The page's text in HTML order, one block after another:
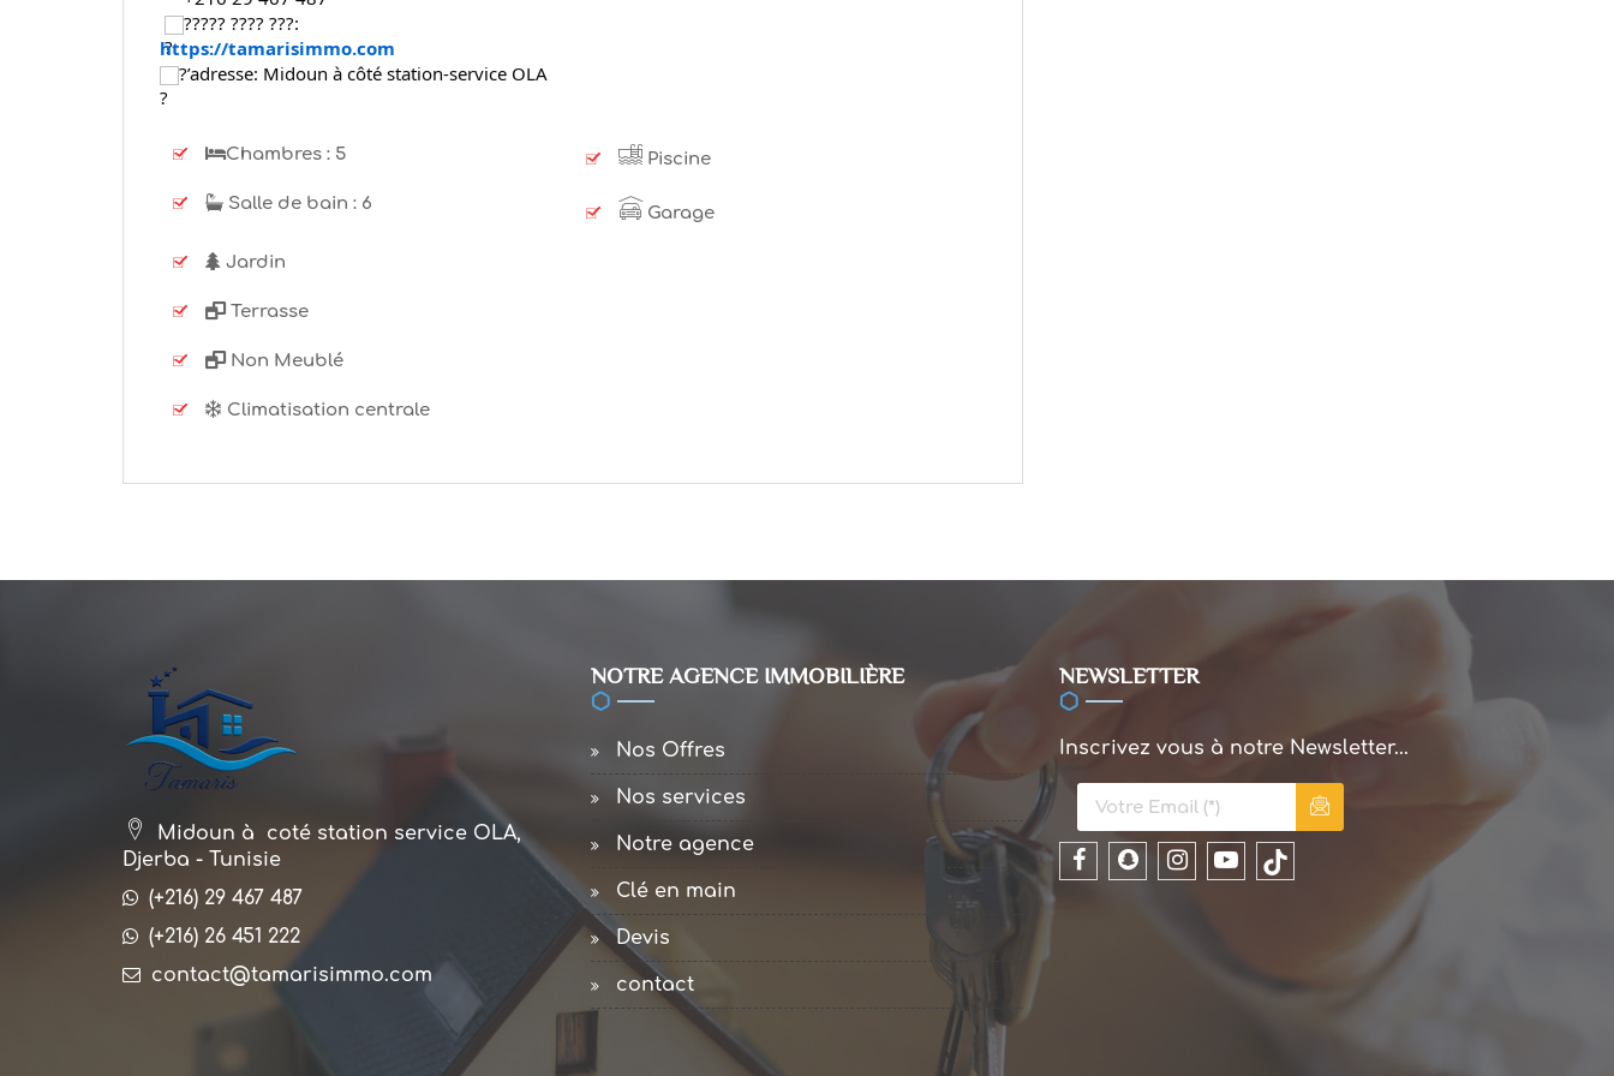
????? ???? ???:
https://tamarisimmo.com
?’adresse: Midoun à côté station-service OLA
Chambres : 5
Salle de bain : 6
Piscine
Garage
Jardin
Terrasse
Non Meublé
Climatisation centrale
Midoun à coté station service OLA,
Djerba - Tunisie
(+216) 29 467 487
(+216) 26 451 222
contact@tamarisimmo.com
NOTRE AGENCE IMMOBILIÈRE
Nos Offres
Nos services
Notre agence
Clé en main
Devis
contact
NEWSLETTER
Inscrivez vous à notre Newsletter...